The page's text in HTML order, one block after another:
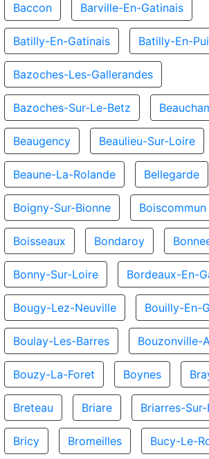
Baccon Barville-En-Gatinais
Batilly-En-Gatinais Batilly-En-
Bazoches-Les-Gallerandes
Bazoches-Sur-Le-Betz
Beaugency Beaulieu-Sur-Loire
Beaune-La-Rolande Bellegarde
Boigny-Sur-Bionne Boiscommun
Boisseaux Bondaroy
Bonny-Sur-Loire Bordeaux-En-
Bougy-Lez-Neuville Bouilly-En-
Boulay-Les-Barres Bouzonville-
Bouzy-La-Foret Boynes
Breteau Briare Briarres-
Bricy Bromeilles Bucy-Le-